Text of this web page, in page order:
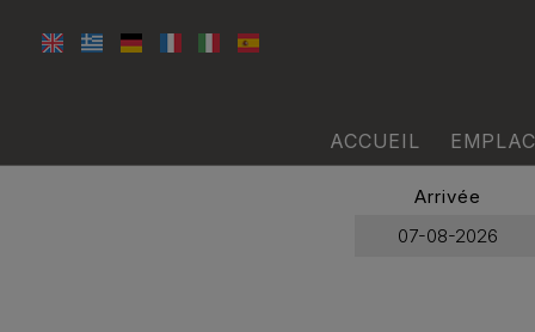
ACCUEIL
Arrivée